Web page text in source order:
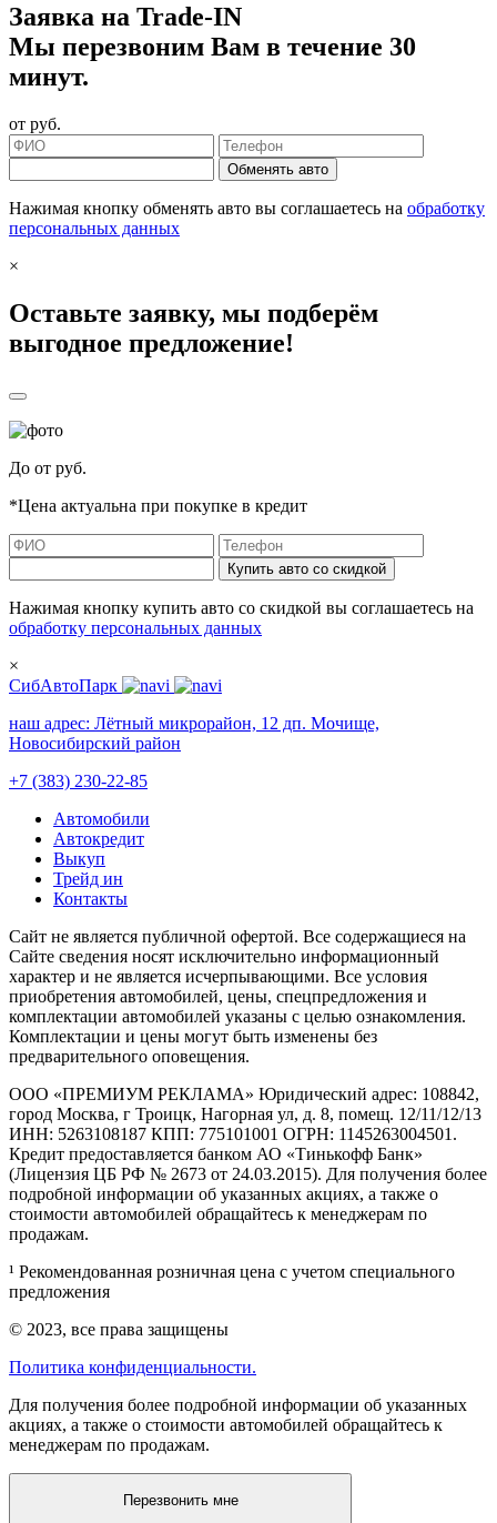
Заявка на Trade-IN
Мы перезвоним Вам в течение 30
минут.
от руб.
Обменять авто
Нажимая кнопку обменять авто вы соглашаетесь на обработку
персональных данных
×
Оставьте заявку, мы подберём
выгодное предложение!
До от руб.
*Цена актуальна при покупке в кредит
Купить авто со скидкой
Нажимая кнопку купить авто со скидкой вы соглашаетесь на
обработку персональных данных
×
СибАвтоПарк
наш адрес: Лётный микрорайон, 12 дп. Мочище,
Новосибирский район
+7 (383) 230-22-85
Автомобили
Автокредит
Выкуп
Трейд ин
Контакты
Cайт не является публичной офертой. Все содержащиеся на
Сайте сведения носят исключительно информационный
характер и не является исчерпывающими. Все условия
приобретения автомобилей, цены, спецпредложения и
комплектации автомобилей указаны с целью ознакомления.
Комплектации и цены могут быть изменены без
предварительного оповещения.
ООО «ПРЕМИУМ РЕКЛАМА» Юридический адрес: 108842,
город Москва, г Троицк, Нагорная ул, д. 8, помещ. 12/11/12/13
ИНН: 5263108187 КПП: 775101001 ОГРН: 1145263004501.
Кредит предоставляется банком АО «Тинькофф Банк»
(Лицензия ЦБ РФ № 2673 от 24.03.2015). Для получения более
подробной информации об указанных акциях, а также о
стоимости автомобилей обращайтесь к менеджерам по
продажам.
¹ Рекомендованная розничная цена с учетом специального
предложения
© 2023, все права защищены
Политика конфиденциальности.
Для получения более подробной информации об указанных
акциях, а также о стоимости автомобилей обращайтесь к
менеджерам по продажам.
Перезвонить мне